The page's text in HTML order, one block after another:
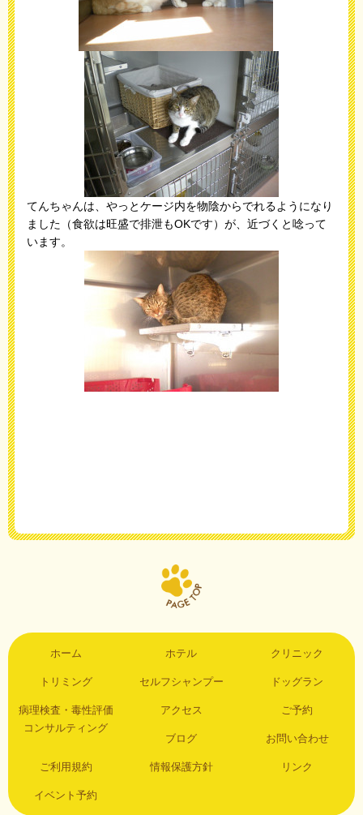
てんちゃんは、やっとケージ内を物陰からでれるようになり
ました（食欲は旺盛で排泄もOKです）が、近づくと唸って
います。
ホーム ホテル クリニック
トリミング セルフシャンプー ドッグラン
病理検査・毒性評価
コンサルティング
アクセス ご予約
ブログ お問い合わせ
ご利用規約 情報保護方針 リンク
イベント予約